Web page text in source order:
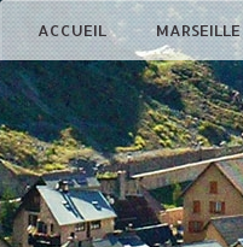
ACCUEIL MARSEILLE